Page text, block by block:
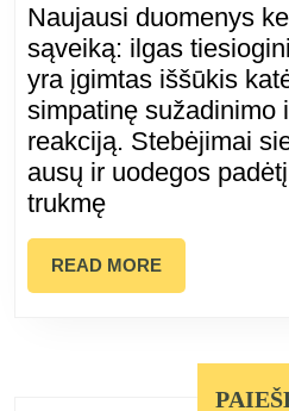
Naujausi duomenys keičia įprastą
sąveiką: ilgas
yra įgimtas iššūkis
simpatinę sužadinimo
reakciją. Stebėjimai
ausų ir uodegos
trukmę
READ MOREREAD
MORE